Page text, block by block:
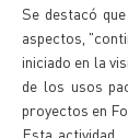
Se destacó
aspectos,
iniciado en la
de los usos
proyectos en
Esta actividad